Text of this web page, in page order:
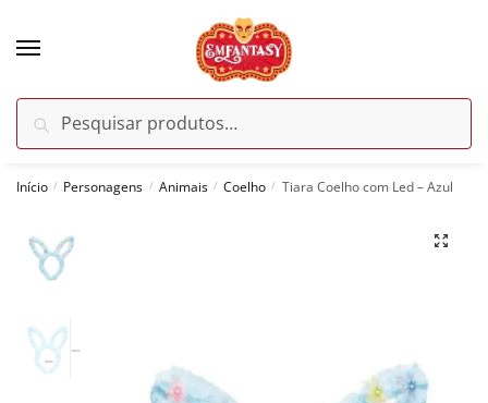
por:
Pesquisar
Início / Personagens / Animais / Coelho / Tiara Coelho com Led – Azul